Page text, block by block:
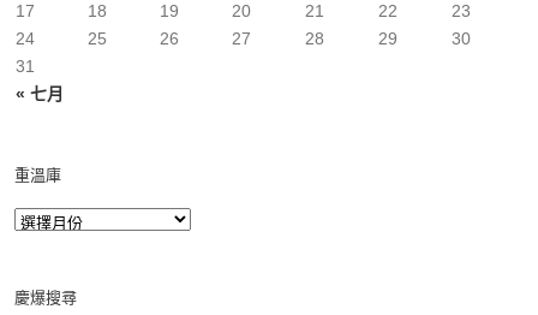
« 七月
17
18 19 20 21 22
23
24
25 26 27 28 29
30
31
重溫庫
慶爆搜尋